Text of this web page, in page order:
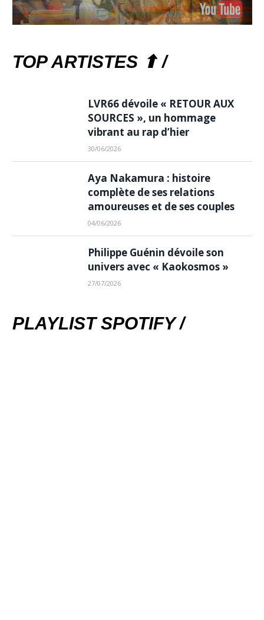
TOP ARTISTES ⬆ /
LVR66 dévoile « RETOUR AUX
SOURCES », un hommage
vibrant au rap d’hier
30/06/2026
Aya Nakamura : histoire
complète de ses relations
amoureuses et de ses couples
04/06/2026
Philippe Guénin dévoile son
univers avec « Kaokosmos »
27/07/2026
PLAYLIST SPOTIFY /